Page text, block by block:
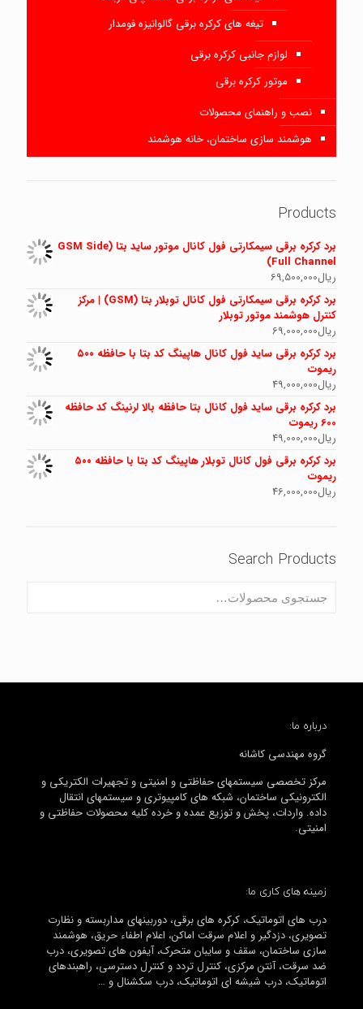
تیغه های کرکره برقی گالوانیزه فومدار
لوازم جانبی کرکره برقی
موتور کرکره برقی
نصب و راهنمای محصولات
هوشمند سازی ساختمان، خانه هوشمند
Products
برد کرکره برقی سیمکارتی فول کانال موتور ساید بتا (GSM Side
Full Channel)
ریال69,500,000
برد کرکره برقی سیمکارتی فول کانال توبلار بتا (GSM) | مرکز
کنترل هوشمند موتور توبلار
ریال69,000,000
برد کرکره برقی ساید فول کانال هاپینگ کد بتا با حافظه ۵۰۰
ریموت
ریال49,000,000
برد کرکره برقی ساید فول کانال بتا حافظه بالا لرنینگ کد حافظه
600 ریموت
ریال49,000,000
برد کرکره برقی فول کانال توبلار هاپینگ کد بتا با حافظه ۵۰۰
ریموت
ریال46,000,000
Search Products
درباره ما:
گروه مهندسی کاشانه
مرکز تخصصی سیستمهای حفاظتی و امنیتی و تجهیرات الکتریکی و
الکترونیکی ساختمان، شبکه های کامپیوتری و سیستمهای انتقال
داده. واردات، پخش و توزیع عمده و خرده کلیه محصولات حفاظتی و
امنیتی.
زمینه های کاری ما:
درب های اتوماتیک، کرکره های برقی، دوربینهای مداربسته و نظارت
تصویری، دزدگیر و اعلام سرقت اماکن، اعلام اطفاء حریق، هوشمند
سازی ساختمان، سقف و سایبان متحرک، آیفون های تصویری، درب
ضد سرقت، آنتن مرکزی، کنترل تردد و کنترل دسترسی، راهبندهای
اتوماتیک، درب شیشه ای اتوماتیک، درب سکشنال و …